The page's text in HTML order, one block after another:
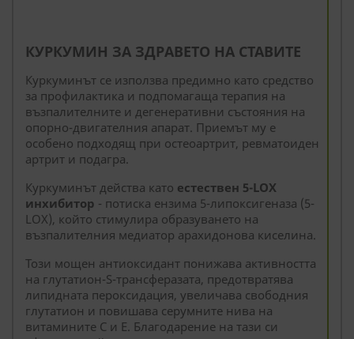
КУРКУМИН ЗА ЗДРАВЕТО НА СТАВИТЕ
Куркуминът се използва предимно като средство
за профилактика и подпомагаща терапия на
възпалителните и дегенеративни състояния на
опорно-двигателния апарат. Приемът му е
особено подходящ при остеоартрит, ревматоиден
артрит и подагра.
Куркуминът действа като естествен 5-LOX
инхибитор - потиска ензима 5-липоксигеназа (5-
LOX), който стимулира образуването на
възпалителния медиатор арахидонова киселина.
Този мощен антиоксидант понижава активността
на глутатион-S-трансферазата, предотвратява
липидната пероксидация, увеличава свободния
глутатион и повишава серумните нива на
витамините С и Е. Благодарение на тази си